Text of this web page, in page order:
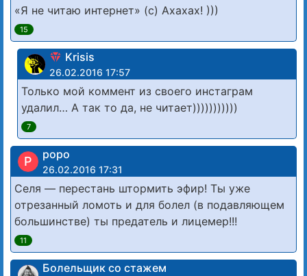
«Я не читаю интернет» (с) Ахахах! )))
15
Krisis
26.02.2016 17:57
Только мой коммент из своего инстаграм
удалил… А так то да, не читает)))))))))))
7
Р роро
26.02.2016 17:31
Селя — перестань штормить эфир! Ты уже
отрезанный ломоть и для болел (в подавляющем
большинстве) ты предатель и лицемер!!!
11
Болельщик со стажем